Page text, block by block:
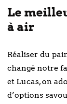
Le
à air
Réaliser du
changé notre
et Lucas, on
d’options